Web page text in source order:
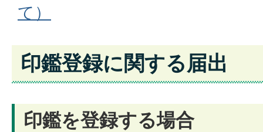
て）
印鑑登録に関する届出
印鑑を登録する場合